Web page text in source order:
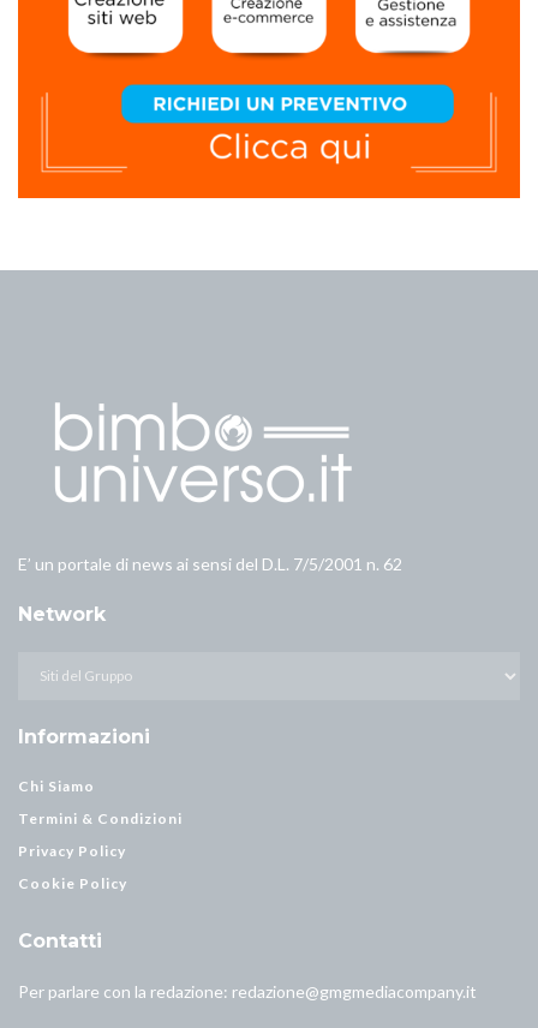
E’ un portale di news ai sensi del D.L. 7/5/2001 n. 62
Network
Informazioni
Chi Siamo
Termini & Condizioni
Privacy Policy
Cookie Policy
Contatti
Per parlare con la redazione: redazione@gmgmediacompany.it